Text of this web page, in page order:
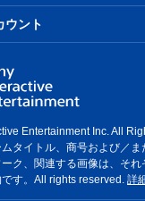
ウント
Entertainment Inc. All
タイトル、商号および／
ーク、関連する画像は、そ
す。All rights reserved. 詳